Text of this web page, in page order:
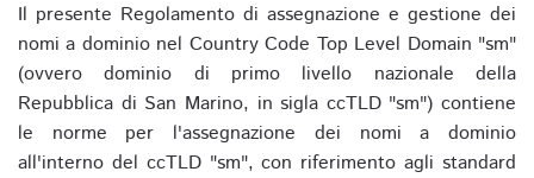
Il presente Regolamento di assegnazione e gestione dei
nomi a dominio nel Country Code Top Level Domain "sm"
(ovvero dominio di primo livello nazionale della
Repubblica di San Marino, in sigla ccTLD "sm") contiene
le norme per l'assegnazione dei nomi a dominio
all'interno del ccTLD "sm", con riferimento agli standard